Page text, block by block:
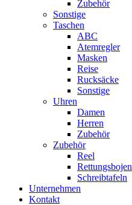
Zubehör
Sonstige
Taschen
ABC
Atemregler
Masken
Reise
Rucksäcke
Sonstige
Uhren
Damen
Herren
Zubehör
Zubehör
Reel
Rettungsbojen
Schreibtafeln
Unternehmen
Kontakt